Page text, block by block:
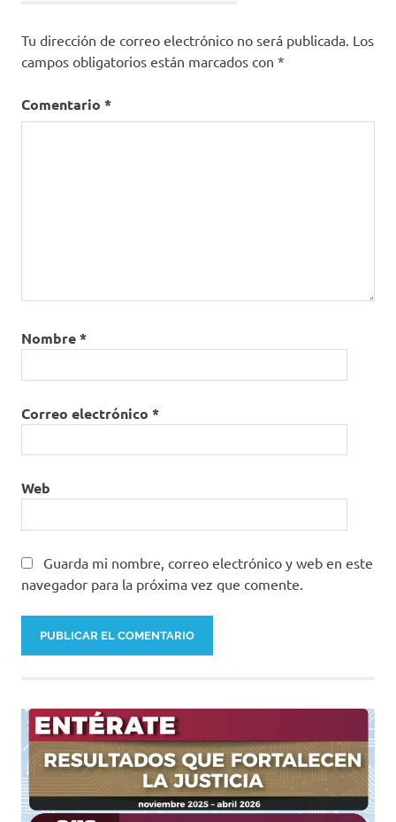
Tu dirección de correo electrónico no será publicada. Los
campos obligatorios están marcados con *
Comentario *
Nombre*
Correo electrónico *
Web
Guarda mi nombre, correo electrónico y web en este
navegador para la próxima vez que comente.